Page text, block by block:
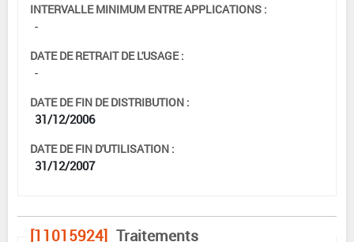
INTERVALLE MINIMUM ENTRE APPLICATIONS :
-
DATE DE RETRAIT DE L'USAGE :
-
DATE DE FIN DE DISTRIBUTION :
31/12/2006
DATE DE FIN D'UTILISATION :
31/12/2007
[11015924] Traitements